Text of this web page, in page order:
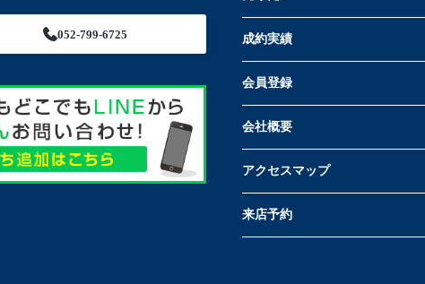
052-799-6725 成約実績
会員登録
会社概要
アクセスマップ
来店予約